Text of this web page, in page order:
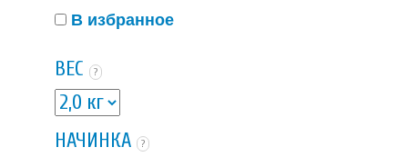
В избранное
ВЕС ?
НАЧИНКА ?